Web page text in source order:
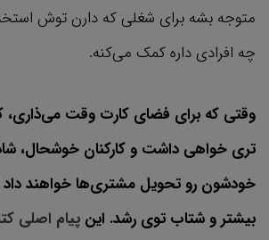
متوجه بشه برای شغلی که دارن توش
چه افرادی داره کمک می‌کنه.
وقتی که برای فضای کارت وقت می‌ذاری،
تری خواهی داشت و کارکنان خوشحال،
خودشون رو تحویل مشتری‌ها خواهند
بیشتر و شتاب توی رشد. این پیام اصلی